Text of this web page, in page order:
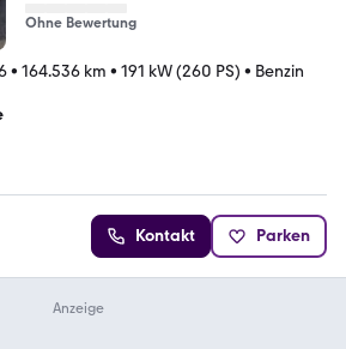
Ohne Bewertung
• 164.536 km • 191 kW (260 PS) • Benzin
Kontakt Parken